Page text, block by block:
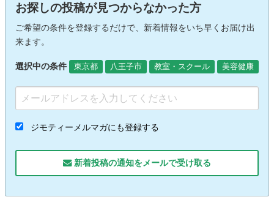
お探しの投稿が見つからなかった方
ご希望の条件を登録するだけで、新着情報をいち早くお届け出
来ます。
選択中の条件 東京都 八王子市 教室・スクール 美容健康
ジモティーメルマガにも登録する
新着投稿の通知をメールで受け取る